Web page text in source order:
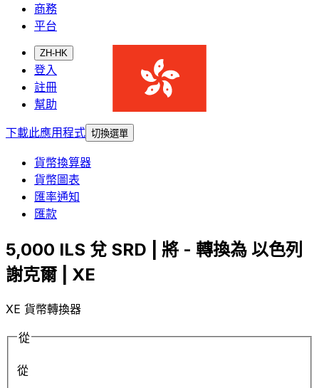
商務
平台
ZH-HK
登入
註冊
幫助
下載此應用程式 切換選單
貨幣換算器
貨幣圖表
匯率通知
匯款
5,000 ILS 兌 SRD | 將 - 轉換為 以色列
謝克爾 | XE
XE 貨幣轉換器
從
從